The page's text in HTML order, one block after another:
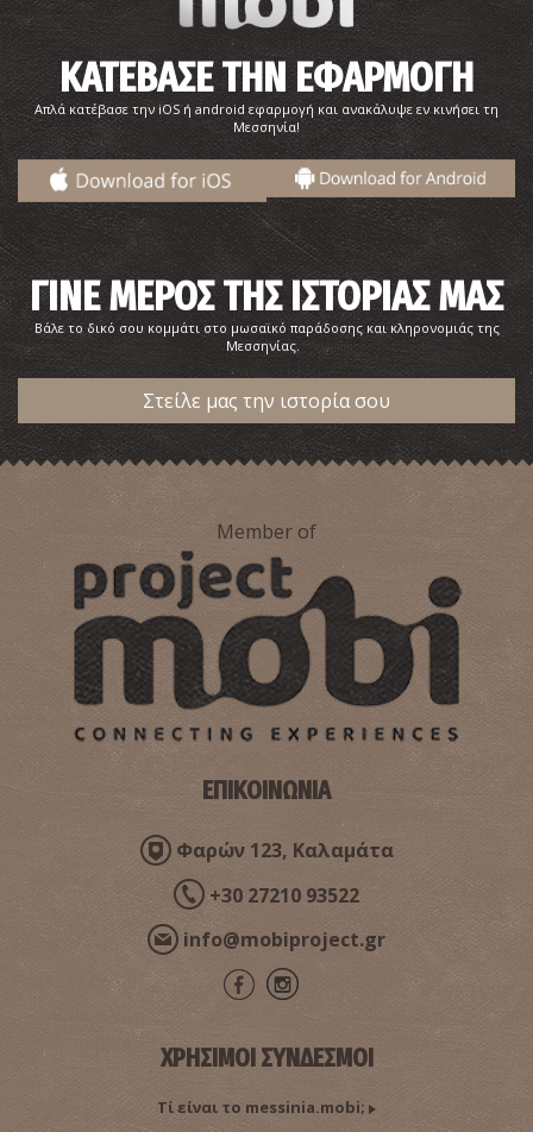
ΚΑΤΕΒΑΣΕ ΤΗΝ ΕΦΑΡΜΟΓΗ
Απλά κατέβασε την iOS ή android εφαρμογή και ανακάλυψε εν κινήσει τη
Μεσσηνία!
ΓΙΝΕ ΜΕΡΟΣ ΤΗΣ ΙΣΤΟΡΙΑΣ ΜΑΣ
Βάλε το δικό σου κομμάτι στο μωσαϊκό παράδοσης και κληρονομιάς της
Μεσσηνίας.
Στείλε μας την ιστορία σου
Member of
ΕΠΙΚΟΙΝΩΝΙΑ
Φαρών 123, Καλαμάτα
+30 27210 93522
info@mobiproject.gr
ΧΡΗΣΙΜΟΙ ΣΥΝΔΕΣΜΟΙ
Τί είναι το messinia.mobi;